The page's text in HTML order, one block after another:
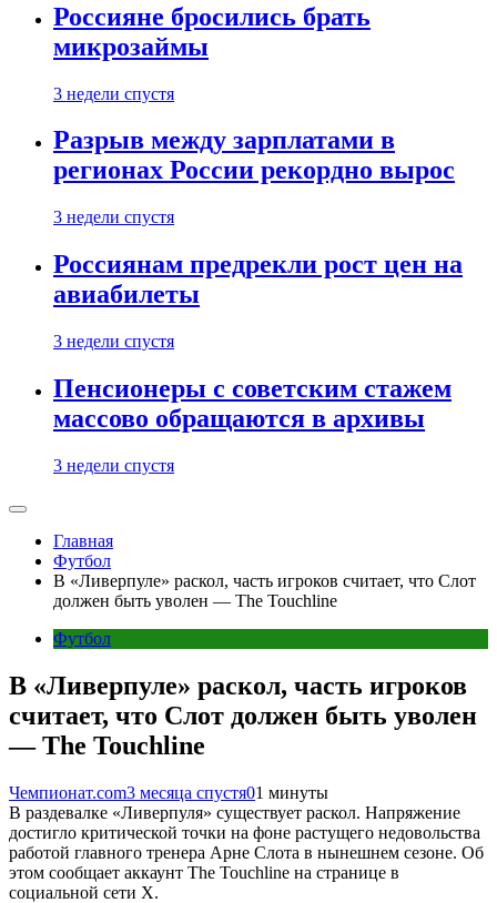
Россияне бросились брать
микрозаймы
3 недели спустя
Разрыв между зарплатами в
регионах России рекордно вырос
3 недели спустя
Россиянам предрекли рост цен на
авиабилеты
3 недели спустя
Пенсионеры с советским стажем
массово обращаются в архивы
3 недели спустя
Главная
Футбол
В «Ливерпуле» раскол, часть игроков считает, что Слот
должен быть уволен — The Touchline
Футбол
В «Ливерпуле» раскол, часть игроков
считает, что Слот должен быть уволен
— The Touchline
Чемпионат.com3 месяца спустя01 минуты
В раздевалке «Ливерпуля» существует раскол. Напряжение
достигло критической точки на фоне растущего недовольства
работой главного тренера Арне Слота в нынешнем сезоне. Об
этом сообщает аккаунт The Touchline на странице в
социальной сети X.